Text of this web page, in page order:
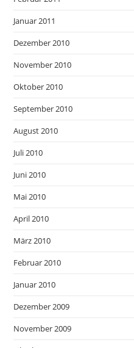
Januar 2011
Dezember 2010
November 2010
Oktober 2010
September 2010
August 2010
Juli 2010
Juni 2010
Mai 2010
April 2010
März 2010
Februar 2010
Januar 2010
Dezember 2009
November 2009